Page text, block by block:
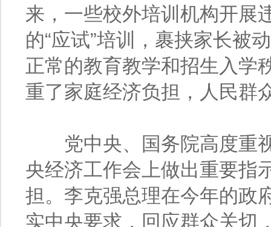
来，一些校外培训机构开展
的“应试”培训，裹挟家长被
正常的教育教学和招生入学
重了家庭经济负担，人民群
党中央、国务院高度重视
央经济工作会上做出重要指
担。李克强总理在今年的政
实中央要求，回应群众关切